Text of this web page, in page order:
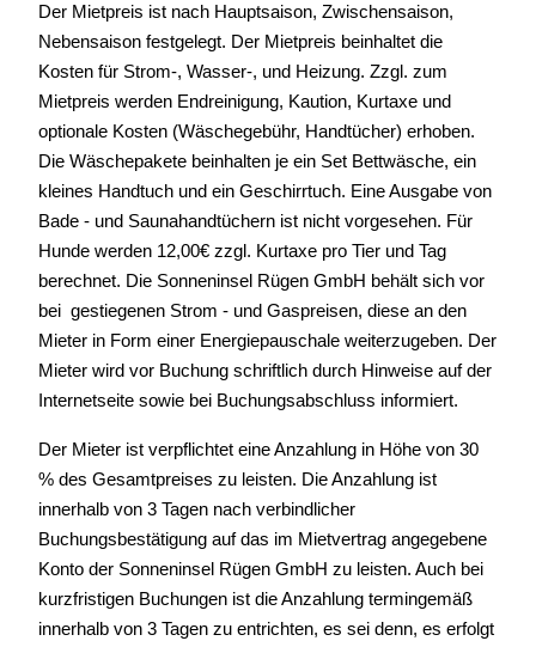
Der Mietpreis ist nach Hauptsaison, Zwischensaison,
Nebensaison festgelegt. Der Mietpreis beinhaltet die
Kosten für Strom-, Wasser-, und Heizung. Zzgl. zum
Mietpreis werden Endreinigung, Kaution, Kurtaxe und
optionale Kosten (Wäschegebühr, Handtücher) erhoben.
Die Wäschepakete beinhalten je ein Set Bettwäsche, ein
kleines Handtuch und ein Geschirrtuch. Eine Ausgabe von
Bade - und Saunahandtüchern ist nicht vorgesehen. Für
Hunde werden 12,00€ zzgl. Kurtaxe pro Tier und Tag
berechnet. Die Sonneninsel Rügen GmbH behält sich vor
bei gestiegenen Strom - und Gaspreisen, diese an den
Mieter in Form einer Energiepauschale weiterzugeben. Der
Mieter wird vor Buchung schriftlich durch Hinweise auf der
Internetseite sowie bei Buchungsabschluss informiert.
Der Mieter ist verpflichtet eine Anzahlung in Höhe von 30
% des Gesamtpreises zu leisten. Die Anzahlung ist
innerhalb von 3 Tagen nach verbindlicher
Buchungsbestätigung auf das im Mietvertrag angegebene
Konto der Sonneninsel Rügen GmbH zu leisten. Auch bei
kurzfristigen Buchungen ist die Anzahlung termingemäß
innerhalb von 3 Tagen zu entrichten, es sei denn, es erfolgt